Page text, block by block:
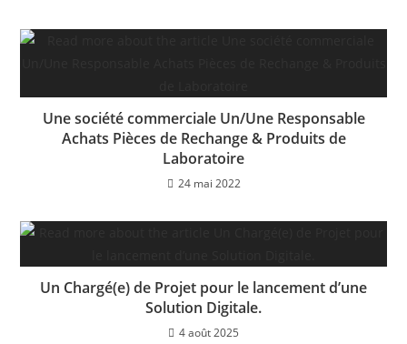
Une société commerciale Un/Une Responsable
Achats Pièces de Rechange & Produits de
Laboratoire
24 mai 2022
Un Chargé(e) de Projet pour le lancement d’une
Solution Digitale.
4 août 2025